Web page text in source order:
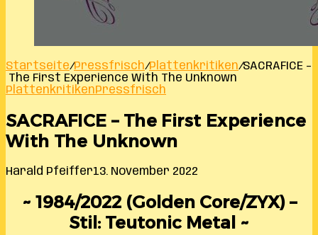
Startseite/Pressfrisch/Plattenkritiken/SACRAFICE –
The First Experience With The Unknown
PlattenkritikenPressfrisch
SACRAFICE – The First Experience
With The Unknown
Harald Pfeiffer13. November 2022
~ 1984/2022 (Golden Core/ZYX) –
Stil: Teutonic Metal ~